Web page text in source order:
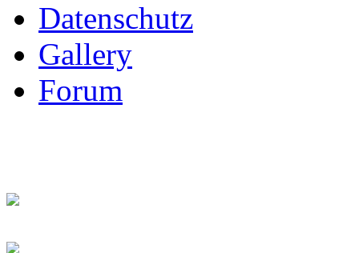
Datenschutz
Gallery
Forum